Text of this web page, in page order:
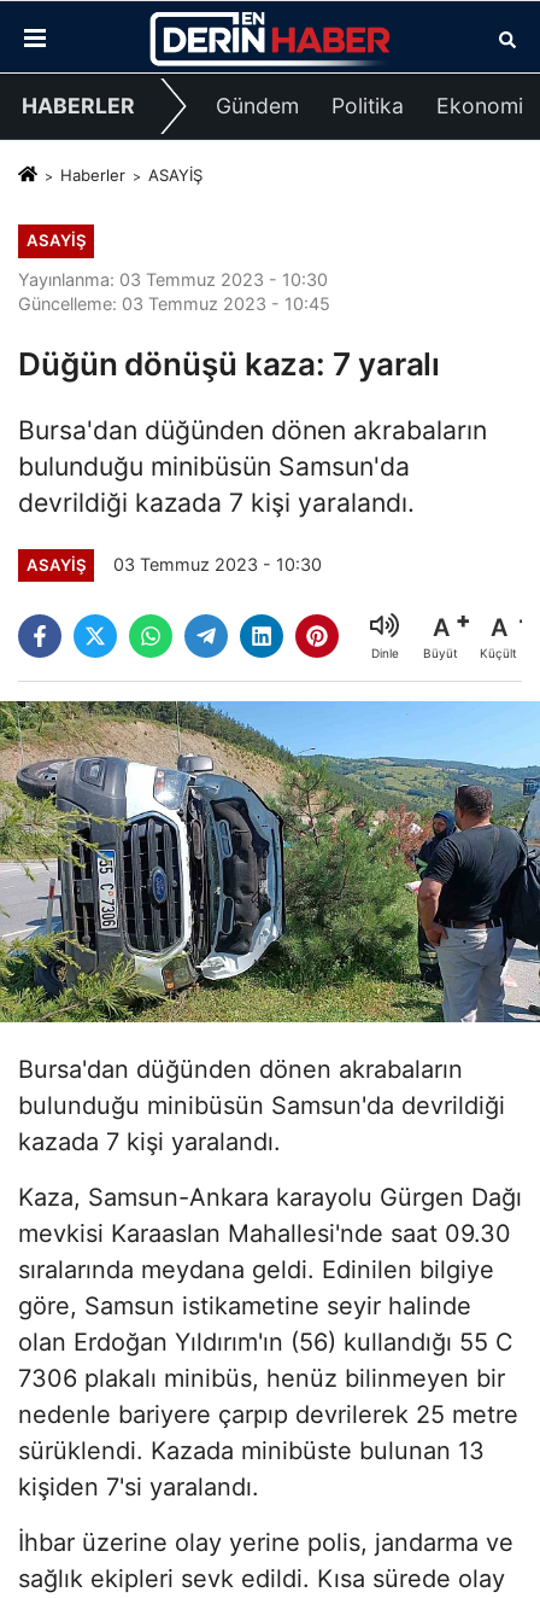
HABERLER Gündem Politika Ekonomi
Haberler ASAYİŞ
ASAYİŞ
Yayınlanma: 03 Temmuz 2023 - 10:30
Güncelleme: 03 Temmuz 2023 - 10:45
Düğün dönüşü kaza: 7 yaralı
Bursa'dan düğünden dönen akrabaların
bulunduğu minibüsün Samsun'da
devrildiği kazada 7 kişi yaralandı.
ASAYİŞ 03 Temmuz 2023 - 10:30
Dinle
A
Büyüt
A
Küçült
Bursa'dan düğünden dönen akrabaların
bulunduğu minibüsün Samsun'da devrildiği
kazada 7 kişi yaralandı.
Kaza, Samsun-Ankara karayolu Gürgen Dağı
mevkisi Karaaslan Mahallesi'nde saat 09.30
sıralarında meydana geldi. Edinilen bilgiye
göre, Samsun istikametine seyir halinde
olan Erdoğan Yıldırım'ın (56) kullandığı 55 C
7306 plakalı minibüs, henüz bilinmeyen bir
nedenle bariyere çarpıp devrilerek 25 metre
sürüklendi. Kazada minibüste bulunan 13
kişiden 7'si yaralandı.
İhbar üzerine olay yerine polis, jandarma ve
sağlık ekipleri sevk edildi. Kısa sürede olay